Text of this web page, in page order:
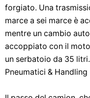
forgiato. Una
marce a sei marce è
mentre un cambio
accoppiato con il
un serbatoio da 35 litri.
Pneumatici & Handling